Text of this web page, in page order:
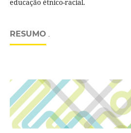
educação étnico-racial.
RESUMO .